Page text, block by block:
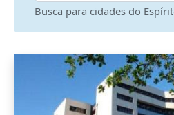
Busca para cidades do